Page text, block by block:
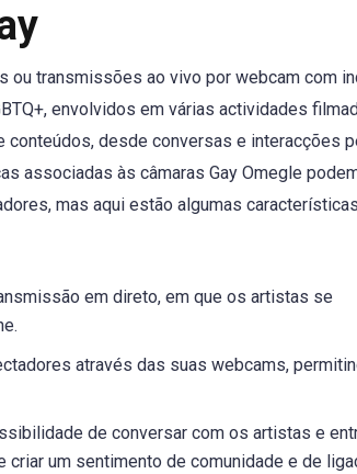
ou transmissões ao vivo por webcam com
envolvidos em várias actividades
conteúdos, desde conversas e interacções
associadas às câmaras Gay Omegle
mas aqui estão algumas
em direto, em que os artistas se
através das suas webcams,
de conversar com os artistas e
um sentimento de comunidade e de